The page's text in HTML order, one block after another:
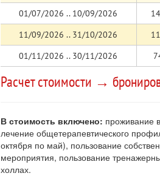
01/07/2026 .. 10/09/2026
11/09/2026 .. 31/10/2026
01/11/2026 .. 30/11/2026
Расчет стоимости →
В стоимость включено: проживание
лечение общетерапевтического
октября по май), пользование
мероприятия, пользование
холлах.